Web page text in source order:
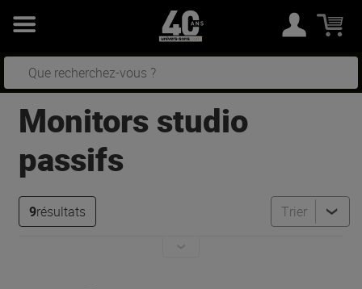
Monitors studio
passifs
9résultats Trier